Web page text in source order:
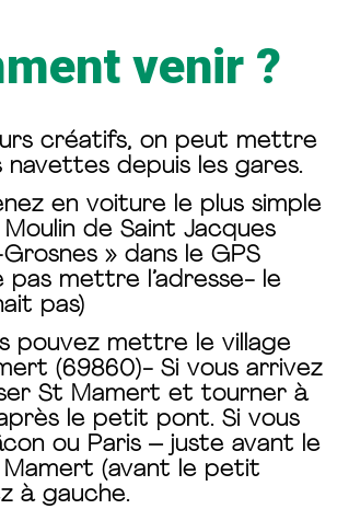
venir ?
créatifs, on peut mettre
navettes depuis les gares.
en voiture le plus simple
de Saint Jacques
» dans le GPS
mettre l’adresse- le
pas)
pouvez mettre le village
(69860)- Si vous arrivez
St Mamert et tourner à
le petit pont. Si vous
ou Paris – juste avant le
(avant le petit
à gauche.